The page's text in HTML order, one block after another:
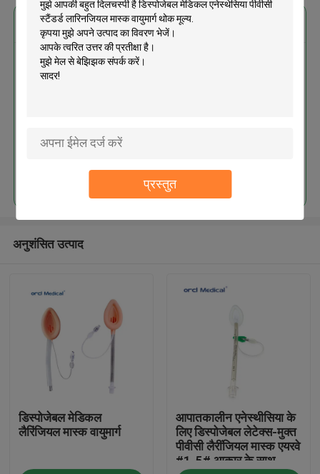
प्रस्तुत
सबसे उत्तम प्रतिदान प्राप्त करें
डिस्पोजेबल मेडिकल एनेस्थेसिया पीवीसी
जारी रखें
अनुशंसित उत्पाद
डिस्पोजेबल मेडिकल
लैरिंजियल मास्क वायुमार्ग
आपातकालीन एनेस्थीसिया के
लिए डिस्पोजेबल लेटेक्स-मुक्त
पीवीसी लैरींजियल मास्क एयरवे
#1-5# आकार के साथ